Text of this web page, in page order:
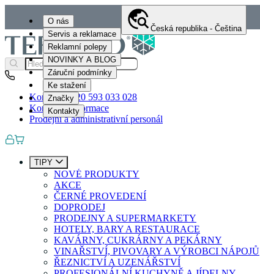
O nás
Servis a reklamace
Reklamní polepy
NOVINKY A BLOG
Záruční podmínky
Ke stažení
Značky
Kontakty
Česká republika - Čeština
Kontakty+420 593 033 028
Kontaktní informace
Prodejní a administrativní personál
TIPY
NOVÉ PRODUKTY
AKCE
ČERNÉ PROVEDENÍ
DOPRODEJ
PRODEJNY A SUPERMARKETY
HOTELY, BARY A RESTAURACE
KAVÁRNY, CUKRÁRNY A PEKÁRNY
VINAŘSTVÍ, PIVOVARY A VÝROBCI NÁPOJŮ
ŘEZNICTVÍ A UZENÁŘSTVÍ